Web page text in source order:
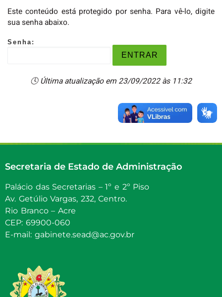
Este conteúdo está protegido por senha. Para vê-lo, digite
sua senha abaixo.
Senha:
🕓 Última atualização em 23/09/2022 às 11:32
Secretaria de Estado de Administração
Palácio das Secretarias – 1º e 2º Piso
Av. Getúlio Vargas, 232, Centro.
Rio Branco – Acre
CEP: 69900-060
E-mail: gabinete.sead@ac.gov.br